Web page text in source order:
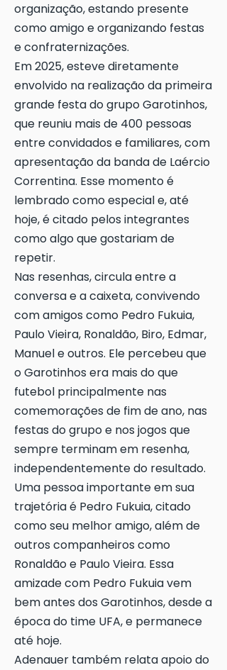
organização, estando presente
como amigo e organizando festas
e confraternizações.
Em 2025, esteve diretamente
envolvido na realização da primeira
grande festa do grupo Garotinhos,
que reuniu mais de 400 pessoas
entre convidados e familiares, com
apresentação da banda de Laércio
Correntina. Esse momento é
lembrado como especial e, até
hoje, é citado pelos integrantes
como algo que gostariam de
repetir.
Nas resenhas, circula entre a
conversa e a caixeta, convivendo
com amigos como Pedro Fukuia,
Paulo Vieira, Ronaldão, Biro, Edmar,
Manuel e outros. Ele percebeu que
o Garotinhos era mais do que
futebol principalmente nas
comemorações de fim de ano, nas
festas do grupo e nos jogos que
sempre terminam em resenha,
independentemente do resultado.
Uma pessoa importante em sua
trajetória é Pedro Fukuia, citado
como seu melhor amigo, além de
outros companheiros como
Ronaldão e Paulo Vieira. Essa
amizade com Pedro Fukuia vem
bem antes dos Garotinhos, desde a
época do time UFA, e permanece
até hoje.
Adenauer também relata apoio do